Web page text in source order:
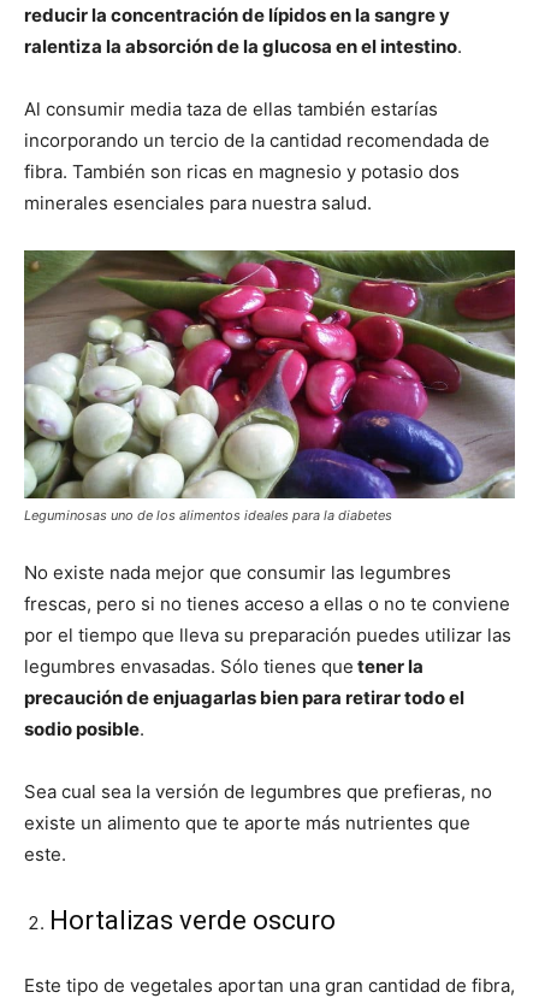
reducir la concentración de lípidos en la sangre y
ralentiza la absorción de la glucosa en el intestino.
Al consumir media taza de ellas también estarías
incorporando un tercio de la cantidad recomendada de
fibra. También son ricas en magnesio y potasio dos
minerales esenciales para nuestra salud.
Leguminosas uno de los alimentos ideales para la diabetes
No existe nada mejor que consumir las legumbres
frescas, pero si no tienes acceso a ellas o no te conviene
por el tiempo que lleva su preparación puedes utilizar las
legumbres envasadas. Sólo tienes que tener la
precaución de enjuagarlas bien para retirar todo el
sodio posible.
Sea cual sea la versión de legumbres que prefieras, no
existe un alimento que te aporte más nutrientes que
este.
Hortalizas verde oscuro
Este tipo de vegetales aportan una gran cantidad de fibra,